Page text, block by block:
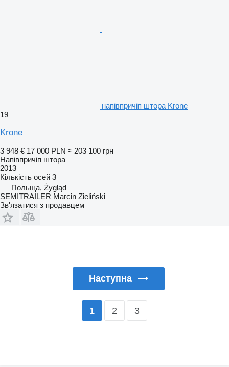
напівпричіп штора Krone
19
Krone
3 948 € 17 000 PLN ≈ 203 100 грн
Напівпричіп штора
2013
Кількість осей 3
Польща, Żygląd
SEMITRAILER Marcin Zieliński
Зв'язатися з продавцем
Наступна
1 2 3